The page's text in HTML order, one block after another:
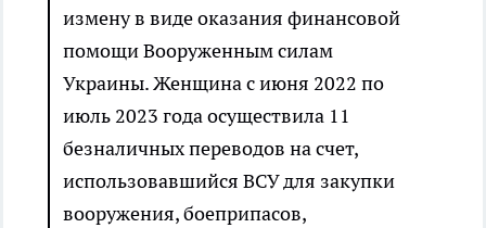
измену в виде оказания финансовой
помощи Вооруженным силам
Украины. Женщина с июня 2022 по
июль 2023 года осуществила 11
безналичных переводов на счет,
использовавшийся ВСУ для закупки
вооружения, боеприпасов,